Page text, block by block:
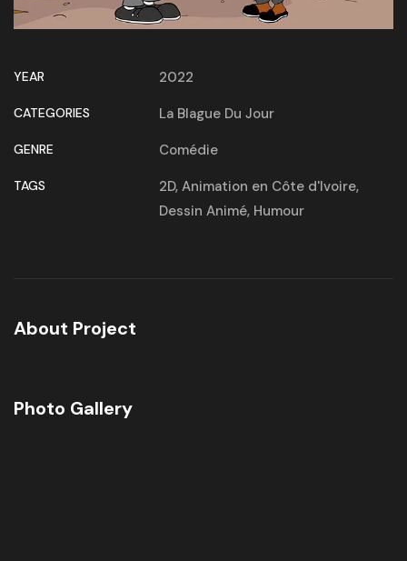
YEAR 2022
CATEGORIES La Blague Du Jour
GENRE Comédie
TAGS 2D, Animation en Côte d'Ivoire,
Dessin Animé, Humour
About Project
Photo Gallery